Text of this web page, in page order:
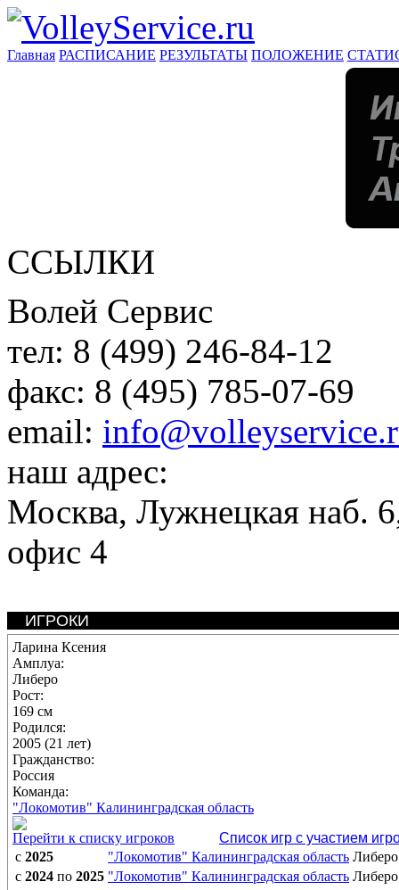
Главная РАСПИСАНИЕ РЕЗУЛЬТАТЫ ПОЛОЖЕНИЕ
ССЫЛКИ
Волей Сервис
тел: 8 (499) 246-84-12
факс: 8 (495) 785-07-69
email:
наш адрес:
Москва, Лужнецкая наб.
офис 4
ИГРОКИ
Ларина Ксения
Амплуа:
Либеро
Рост:
169 см
Родился:
2005 (21 лет)
Гражданство:
Россия
Команда:
"Локомотив" Калининградская область
Перейти к списку игроков
Список игр с участием
с 2025 "Локомотив" Калининградская область Либеро
с 2024 по 2025 "Локомотив" Калининградская область Либеро